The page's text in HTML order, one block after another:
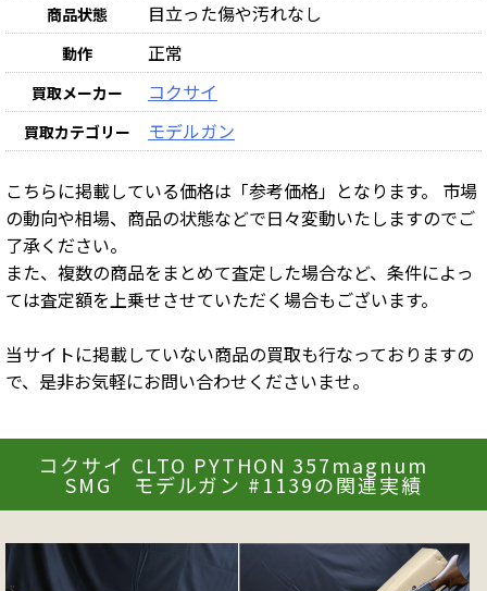
商品状態 目立った傷や汚れなし
動作 正常
買取メーカー コクサイ
買取カテゴリー モデルガン
こちらに掲載している価格は「参考価格」となります。 市場
の動向や相場、商品の状態などで日々変動いたしますのでご
了承ください。
また、複数の商品をまとめて査定した場合など、条件によっ
ては査定額を上乗せさせていただく場合もございます。
当サイトに掲載していない商品の買取も行なっておりますの
で、是非お気軽にお問い合わせくださいませ。
コクサイ CLTO PYTHON 357magnum
SMG モデルガン #1139の関連実績